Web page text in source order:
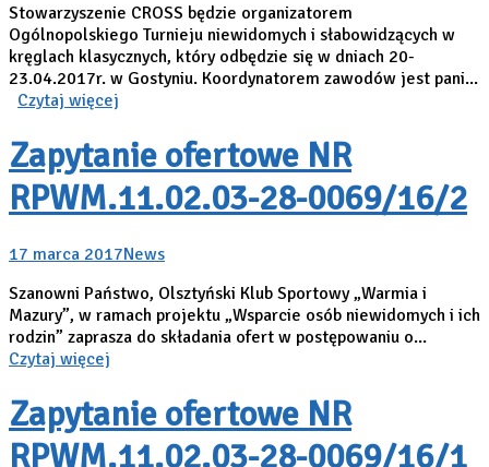
Stowarzyszenie CROSS będzie organizatorem
Ogólnopolskiego Turnieju niewidomych i słabowidzących w
kręglach klasycznych, który odbędzie się w dniach 20-
23.04.2017r. w Gostyniu. Koordynatorem zawodów jest pani...
Czytaj więcej
Zapytanie ofertowe NR
RPWM.11.02.03-28-0069/16/2
17 marca 2017News
Szanowni Państwo, Olsztyński Klub Sportowy „Warmia i
Mazury”, w ramach projektu „Wsparcie osób niewidomych i ich
rodzin” zaprasza do składania ofert w postępowaniu o...
Czytaj więcej
Zapytanie ofertowe NR
RPWM.11.02.03-28-0069/16/1